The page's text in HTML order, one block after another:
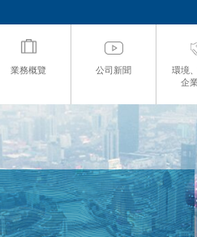
業務概覽 公司新聞
環境
企